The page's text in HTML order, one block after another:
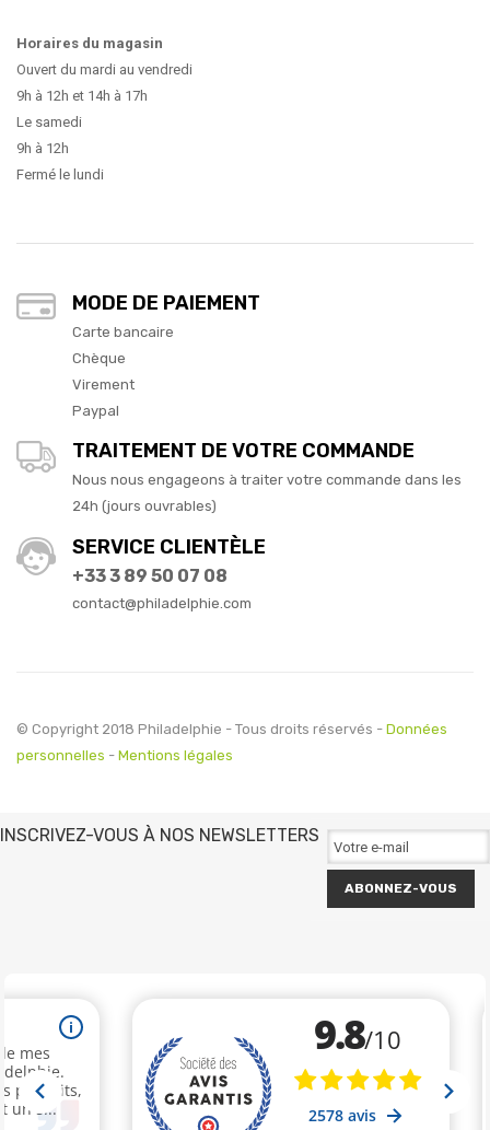
Horaires du magasin
Ouvert du mardi au vendredi
9h à 12h et 14h à 17h
Le samedi
9h à 12h
Fermé le lundi
MODE DE PAIEMENT
Carte bancaire
Chèque
Virement
Paypal
TRAITEMENT DE VOTRE COMMANDE
Nous nous engageons à traiter votre commande dans les
24h (jours ouvrables)
SERVICE CLIENTÈLE
+33 3 89 50 07 08
contact@philadelphie.com
© Copyright 2018 Philadelphie - Tous droits réservés - Données
personnelles - Mentions légales
INSCRIVEZ-VOUS À NOS NEWSLETTERS
ABONNEZ-VOUS